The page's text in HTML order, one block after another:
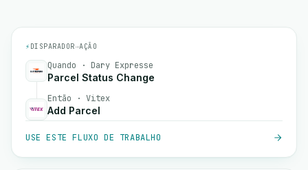
⚡ DISPARADOR→AÇÃO
Quando · Dary Expresse
Parcel Status Change
Então · Vitex
Add Parcel
USE ESTE FLUXO DE TRABALHO